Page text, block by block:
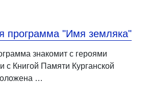
программа "Имя земляка"
знакомит с героями
с Книгой Памяти Курганской
…